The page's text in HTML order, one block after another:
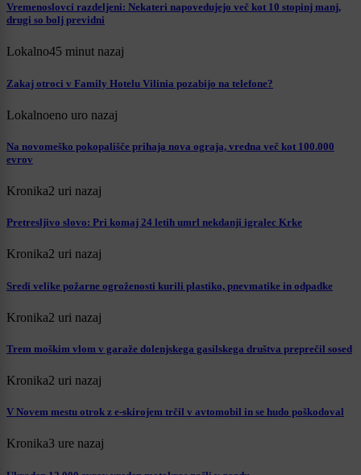
Vremenoslovci razdeljeni: Nekateri napovedujejo več kot 10 stopinj manj,
drugi so bolj previdni
Lokalno45 minut nazaj
Zakaj otroci v Family Hotelu Vilinia pozabijo na telefone?
Lokalnoeno uro nazaj
Na novomeško pokopališče prihaja nova ograja, vredna več kot 100.000
evrov
Kronika2 uri nazaj
Pretresljivo slovo: Pri komaj 24 letih umrl nekdanji igralec Krke
Kronika2 uri nazaj
Sredi velike požarne ogroženosti kurili plastiko, pnevmatike in odpadke
Kronika2 uri nazaj
Trem moškim vlom v garaže dolenjskega gasilskega društva preprečil sosed
Kronika2 uri nazaj
V Novem mestu otrok z e-skirojem trčil v avtomobil in se hudo poškodoval
Kronika3 ure nazaj